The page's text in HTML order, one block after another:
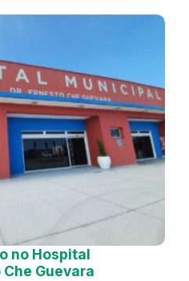
no Hospital
Guevara